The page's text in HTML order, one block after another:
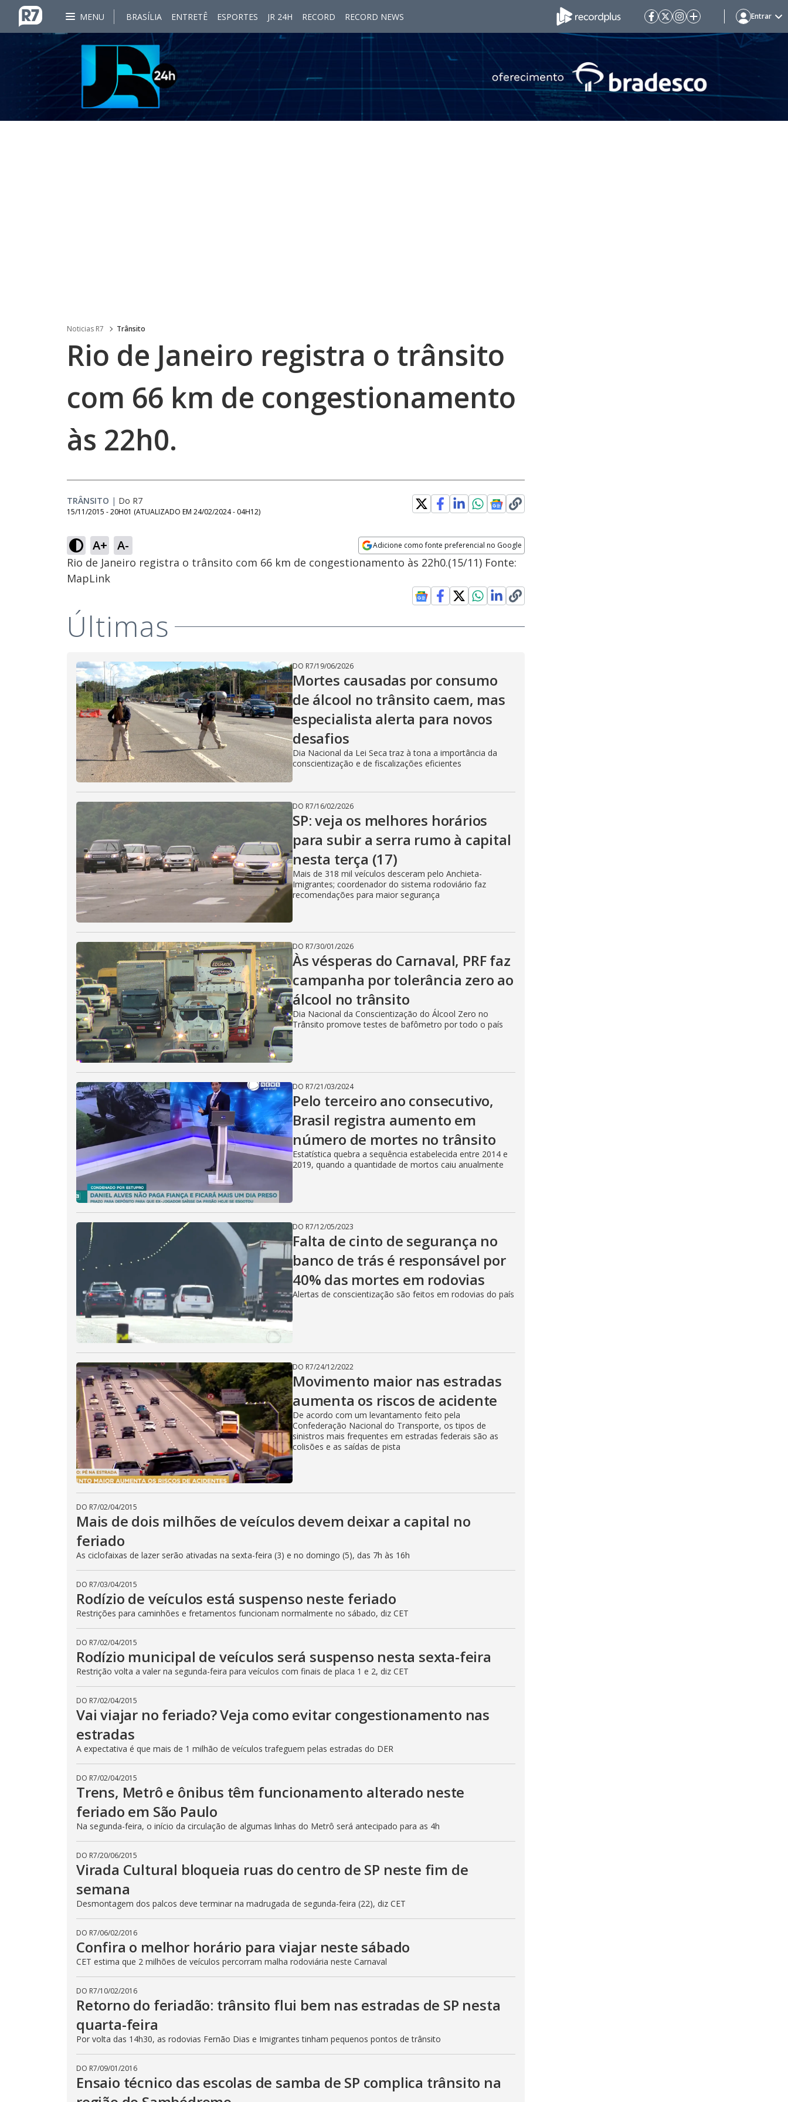
MENU BRASÍLIA ENTRETÊ ESPORTES JR 24H RECORD RECORD NEWS Entrar
Noticias R7 Trânsito
Rio de Janeiro registra o trânsito
com 66 km de congestionamento
às 22h0.
TRÂNSITO | Do R7
15/11/2015 - 20H01 (ATUALIZADO EM 24/02/2024 - 04H12)
A+ A- Adicione como fonte preferencial no Google
Opens in new window
Rio de Janeiro registra o trânsito com 66 km de congestionamento às 22h0.(15/11) Fonte:
MapLink
Últimas
DO R7/19/06/2026
Mortes causadas por consumo
de álcool no trânsito caem, mas
especialista alerta para novos
desafios
Dia Nacional da Lei Seca traz à tona a importância da
conscientização e de fiscalizações eficientes
DO R7/16/02/2026
SP: veja os melhores horários
para subir a serra rumo à capital
nesta terça (17)
Mais de 318 mil veículos desceram pelo Anchieta-
Imigrantes; coordenador do sistema rodoviário faz
recomendações para maior segurança
DO R7/30/01/2026
Às vésperas do Carnaval, PRF faz
campanha por tolerância zero ao
álcool no trânsito
Dia Nacional da Conscientização do Álcool Zero no
Trânsito promove testes de bafômetro por todo o país
DO R7/21/03/2024
Pelo terceiro ano consecutivo,
Brasil registra aumento em
número de mortes no trânsito
Estatística quebra a sequência estabelecida entre 2014 e
2019, quando a quantidade de mortos caiu anualmente
DO R7/12/05/2023
Falta de cinto de segurança no
banco de trás é responsável por
40% das mortes em rodovias
Alertas de conscientização são feitos em rodovias do país
DO R7/24/12/2022
Movimento maior nas estradas
aumenta os riscos de acidente
De acordo com um levantamento feito pela
Confederação Nacional do Transporte, os tipos de
sinistros mais frequentes em estradas federais são as
colisões e as saídas de pista
DO R7/02/04/2015
Mais de dois milhões de veículos devem deixar a capital no
feriado
As ciclofaixas de lazer serão ativadas na sexta-feira (3) e no domingo (5), das 7h às 16h
DO R7/03/04/2015
Rodízio de veículos está suspenso neste feriado
Restrições para caminhões e fretamentos funcionam normalmente no sábado, diz CET
DO R7/02/04/2015
Rodízio municipal de veículos será suspenso nesta sexta-feira
Restrição volta a valer na segunda-feira para veículos com finais de placa 1 e 2, diz CET
DO R7/02/04/2015
Vai viajar no feriado? Veja como evitar congestionamento nas
estradas
A expectativa é que mais de 1 milhão de veículos trafeguem pelas estradas do DER
DO R7/02/04/2015
Trens, Metrô e ônibus têm funcionamento alterado neste
feriado em São Paulo
Na segunda-feira, o início da circulação de algumas linhas do Metrô será antecipado para as 4h
DO R7/20/06/2015
Virada Cultural bloqueia ruas do centro de SP neste fim de
semana
Desmontagem dos palcos deve terminar na madrugada de segunda-feira (22), diz CET
DO R7/06/02/2016
Confira o melhor horário para viajar neste sábado
CET estima que 2 milhões de veículos percorram malha rodoviária neste Carnaval
DO R7/10/02/2016
Retorno do feriadão: trânsito flui bem nas estradas de SP nesta
quarta-feira
Por volta das 14h30, as rodovias Fernão Dias e Imigrantes tinham pequenos pontos de trânsito
DO R7/09/01/2016
Ensaio técnico das escolas de samba de SP complica trânsito na